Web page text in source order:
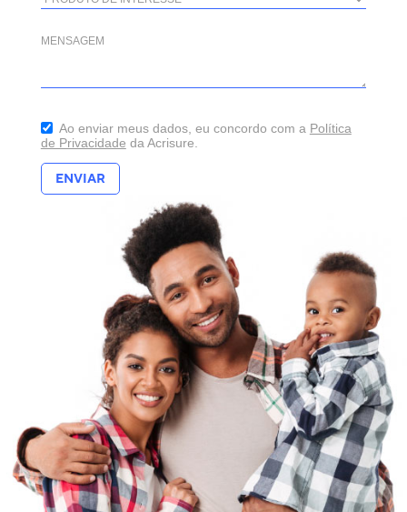
Ao enviar meus dados, eu concordo com a Política
de Privacidade da Acrisure.